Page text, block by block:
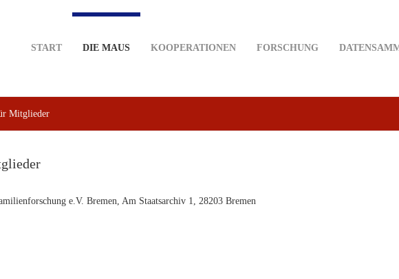
START DIE MAUS KOOPERATIONEN FORSCHUNG
Mitglieder
e.V. Bremen, Am Staatsarchiv 1, 28203 Bremen